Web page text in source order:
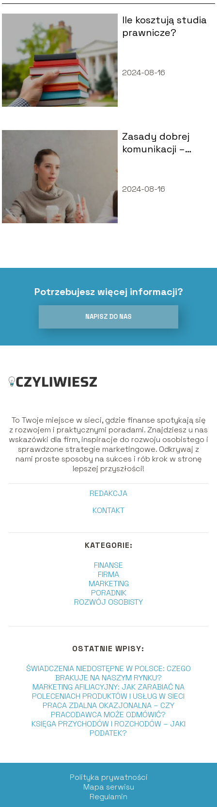
Ile kosztują studia
prawnicze?
2024-08-16
Zasady dobrej
komunikacji –
relacji
2024-08-16
Potrzebujesz więcej informacji?
NAPISZ DO NAS
To Twoje miejsce w sieci, gdzie finanse spotykają się
z rozwojem i praktycznymi poradami. Znajdziesz u nas
wskazówki dla firm, inspiracje do rozwoju osobistego i
sprawdzone strategie marketingowe. Odkrywaj z
nami proste sposoby na sukces i rób krok w stronę
lepszej przyszłości!
REDAKCJA
KONTAKT
KATEGORIE:
FINANSE
FIRMA
MARKETING
PORADNIK
ROZWÓJ OSOBISTY
OSTATNIE WPISY:
ŚWIADCZENIA NIEDOSTĘPNE W POLSCE: CZEGO
BRAKUJE NA NASZYM RYNKU?
MARKETING AFILIACYJNY: JAK ZARABIAĆ NA
POLECENIACH PRODUKTÓW I USŁUG W SIECI
PRACA ZDALNA OKAZJONALNA – CZY
PRACODAWCA MOŻE ODMÓWIĆ?
KSIĘGA PRZYCHODÓW I ROZCHODÓW – JAKI
PODATEK?
Polityka prywatności
Mapa serwisu
Regulamin